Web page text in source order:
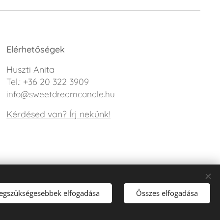
Elérhetőségek
Huszti Anita
Tel.: +36 20 322 3909
info@sweetdreamcandle.hu
Kérdésed van? Írj nekünk!
elfogadása Összes elfogadása